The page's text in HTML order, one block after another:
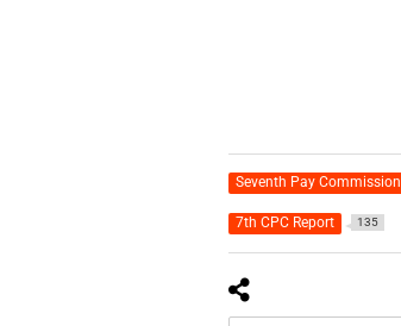
Seventh Pay Commission
7th CPC Report 135